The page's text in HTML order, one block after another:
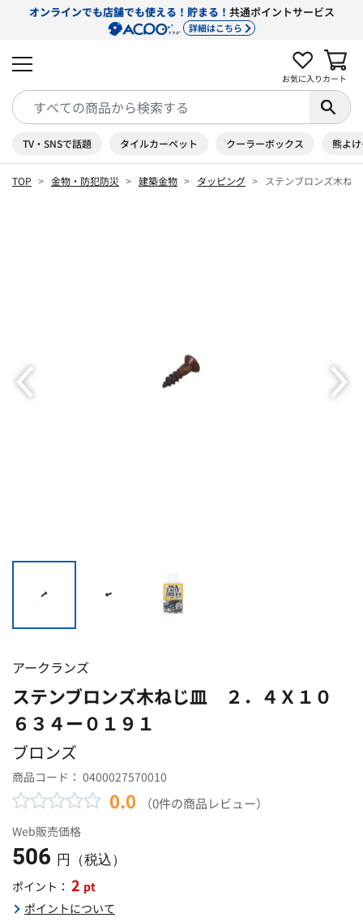
オンラインでも店舗でも使える！貯まる！ 共通ポイントサービス
詳細はこちら
お気に入り カート
TV・SNSで話題 タイルカーペット クーラーボックス 熊よ
TOP 金物・防犯防災 建築金物 タッピング ステンブロンズ木ね
アークランズ
ステンブロンズ木ねじ皿 ２．４Ｘ１０
６３４ー０１９１
ブロンズ
商品コード： 0400027570010
0.0 （0件の商品レビュー）
Web販売価格
506 円（税込）
ポイント： 2 pt
ポイントについて